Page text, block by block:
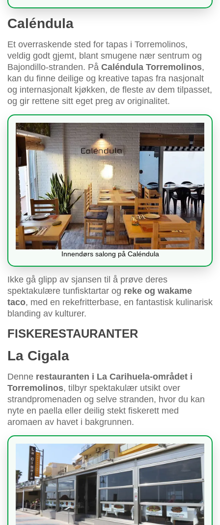
Caléndula
Et overraskende sted for tapas i Torremolinos,
veldig godt gjemt, blant smugene nær sentrum og
Bajondillo-stranden. På Caléndula Torremolinos,
kan du finne deilige og kreative tapas fra nasjonalt
og internasjonalt kjøkken, de fleste av dem tilpasset,
og gir rettene sitt eget preg av originalitet.
Innendørs salong på Caléndula
Ikke gå glipp av sjansen til å prøve deres
spektakulære tunfisktartar og reke og wakame
taco, med en rekefritterbase, en fantastisk kulinarisk
blanding av kulturer.
FISKERESTAURANTER
La Cigala
Denne restauranten i La Carihuela-området i
Torremolinos, tilbyr spektakulær utsikt over
strandpromenaden og selve stranden, hvor du kan
nyte en paella eller deilig stekt fiskerett med
aromaen av havet i bakgrunnen.